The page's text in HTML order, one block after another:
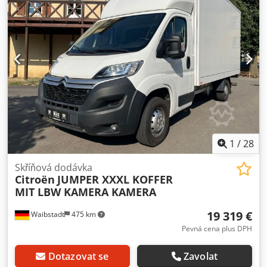
1997 cm³ Převodovka: manuální Ekologická známka: Euro 6
Oficiální registrační značka: TT AO 666 STK: 27. 02. Počet
dostupných klíčů od vozidla: 2 Celkový stav: odpovídá
fotografiím a osobní prohlídce Výbava: odpovídá
fotografiím a osobní prohlídce Dostupné dokumenty k
vozidlu: Osvědčení o registraci I: ano Osvědčení o
registraci II: ano Csdpfxjzqa R Ie Anterf Barva: odpovídá
fotografiím, viz fotografie a osobní prohlídka Identifikační
číslo vozidla: VF7YD3MDC12K32007 Stav: použité
1 /28
Waibstadt 475 km
Skříňová dodávka
Citroën JUMPER XXXL KOFFER
MIT LBW KAMERA KAMERA
19 319 €
Pevná cena plus DPH
Dotazovat se Zavolat